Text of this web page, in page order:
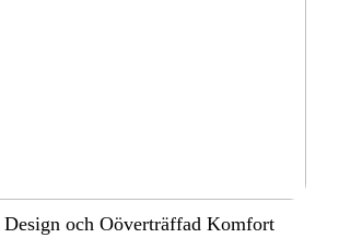
och Oöverträffad Komfort